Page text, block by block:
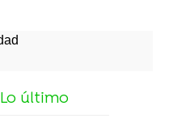
Lo último